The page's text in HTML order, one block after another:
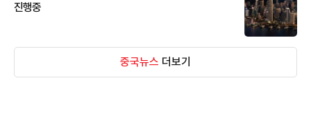
진행중
중국뉴스 더보기